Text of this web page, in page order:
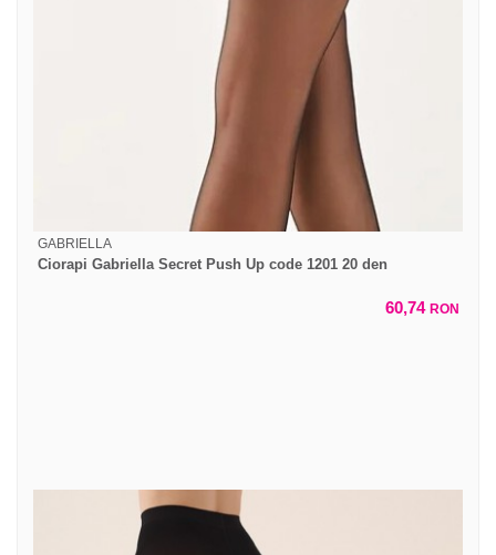
GABRIELLA
Ciorapi Gabriella Secret Push Up code 1201 20 den
60,74 RON